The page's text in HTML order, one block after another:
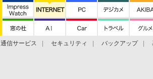
通信サービス セキュリティ バックアップ